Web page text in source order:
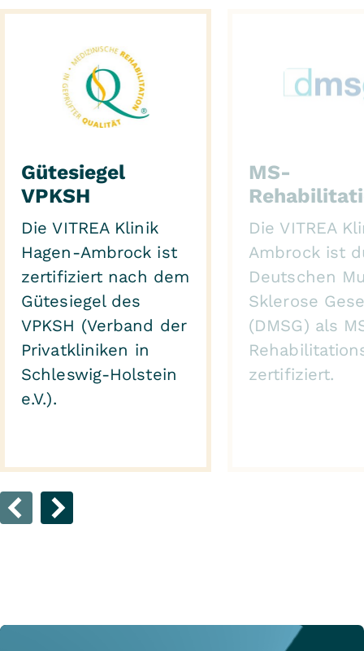
Gütesiegel
VPKSH
Die VITREA Klinik
Hagen-Ambrock ist
zertifiziert nach dem
Gütesiegel des
VPKSH (Verband der
Privatkliniken in
Schleswig-Holstein
e.V.).
MS-
Die VITREA
Ambrock ist
Deutschen
Sklerose
(DMSG) als
zertifiziert.